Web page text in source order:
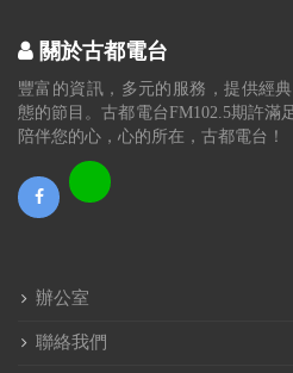
關於古都電台
豐富的資訊，多元的服務，提供經
態的節目。古都電台FM102.5期許滿
陪伴您的心，心的所在，古都電台！
辦公室
聯絡我們